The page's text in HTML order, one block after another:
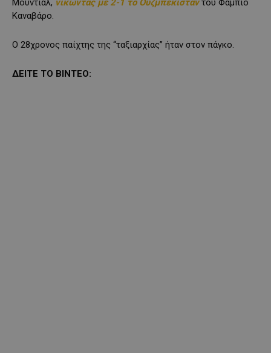
Μουντιάλ, νικώντας με 2-1 το Ουζμπεκιστάντου Φάμπιο
Καναβάρο.
Ο 28χρονος παίχτης της “ταξιαρχίας” ήταν στον πάγκο.
ΔΕΙΤΕ ΤΟ ΒΙΝΤΕΟ: